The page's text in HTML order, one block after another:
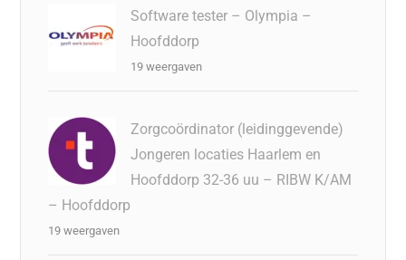
Software tester – Olympia –
Hoofddorp
19 weergaven
Zorgcoördinator (leidinggevende)
Jongeren locaties Haarlem en
Hoofddorp 32-36 uu – RIBW K/AM
– Hoofddorp
19 weergaven